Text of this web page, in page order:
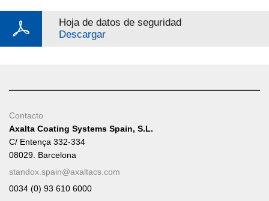
Hoja de datos de seguridad
Descargar
Contacto
Axalta Coating Systems Spain, S.L.
C/ Entença 332-334
08029. Barcelona
standox.spain@axaltacs.com
0034 (0) 93 610 6000